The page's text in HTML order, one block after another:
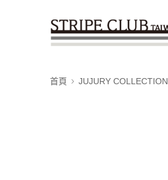
首頁 JUJURY COLLECTION